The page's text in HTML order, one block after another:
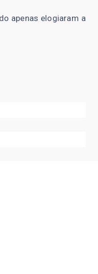
apenas elogiaram a